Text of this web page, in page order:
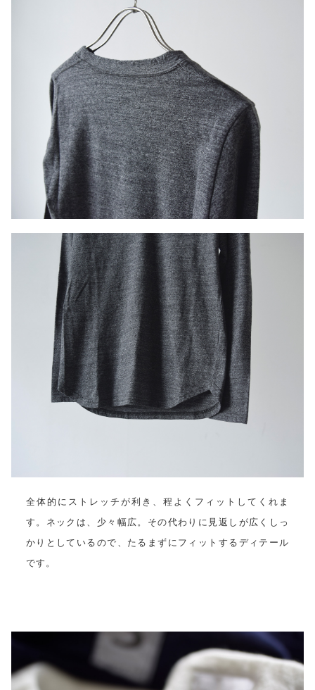
全体的にストレッチが利き、程よくフィットしてくれま
す。ネックは、少々幅広。その代わりに見返しが広くしっ
かりとしているので、たるまずにフィットするディテール
です。